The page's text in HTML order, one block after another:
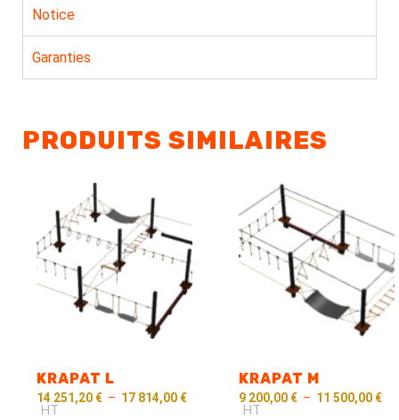
Notice
Garanties
PRODUITS SIMILAIRES
KRAPAT L
14 251,20 € – 17 814,00 €
HT
KRAPAT M
9 200,00 € – 11 500,00 €
HT